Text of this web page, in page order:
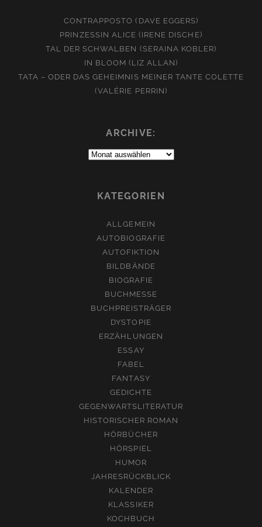
CONTRAPPOSTO (DAVE EGGERS)
PRINZESSIN ALICE (IRENE DISCHE)
TAL DER SCHWALBEN (SERAINA KOBLER)
IN BLOOM (LIZ ALLAN)
TATA – ODER DAS GEHEIMNIS MEINER TANTE COLETTE
(VALÉRIE PERRIN)
ARCHIVE:
Archive:
KATEGORIEN
ALLGEMEIN
AUTOBIOGRAFIE
AUTOFIKTION
BILDBÄNDE
BIOGRAFIE
BUCHMESSE
BUCHPREISTRÄGER
DYSTOPIE
ERZÄHLUNGEN
ESSAY
FABEL
FANTASY
GEDICHTE
GEGENWARTSLITERATUR
HISTORISCHER ROMAN
HÖRBÜCHER
HÖRSPIEL
HUMOR
JAHRESRÜCKBLICK
KALENDER
KLASSIKER
KOCHBUCH